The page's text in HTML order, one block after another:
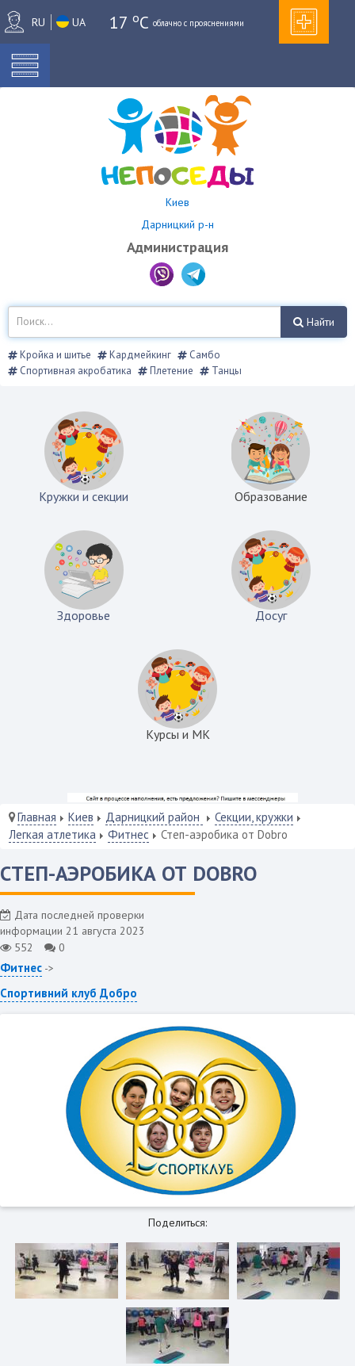
RU UA 17 oC облачно с прояснениями
Киев
Дарницкий р-н
Администрация
Найти
Кройка и шитье Кардмейкинг
Самбо
Спортивная акробатика
Плетение Танцы
Кружки и секции Образование
Здоровье Досуг
Курсы и МК
Главная Киев Дарницкий район
Секции, кружки
Легкая атлетика
Фитнес Степ-аэробика от Dobro
СТЕП-АЭРОБИКА ОТ DOBRO
Дата последней проверки
информации 21 августа 2023
552
0
Фитнес ->
Спортивний клуб Добро
Поделиться: